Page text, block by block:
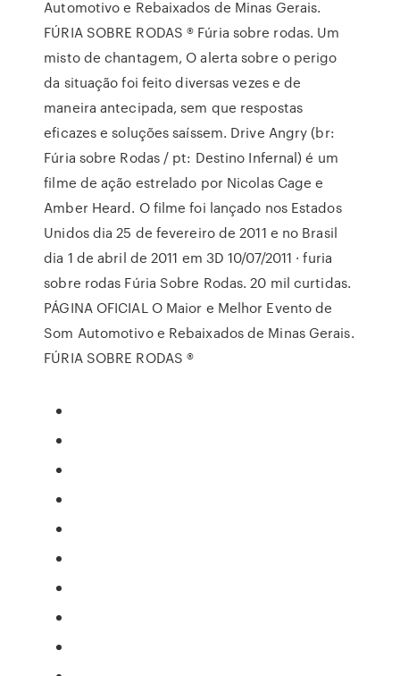
Automotivo e Rebaixados de Minas Gerais.
FÚRIA SOBRE RODAS ® Fúria sobre rodas. Um
misto de chantagem, O alerta sobre o perigo
da situação foi feito diversas vezes e de
maneira antecipada, sem que respostas
eficazes e soluções saíssem. Drive Angry (br:
Fúria sobre Rodas / pt: Destino Infernal) é um
filme de ação estrelado por Nicolas Cage e
Amber Heard. O filme foi lançado nos Estados
Unidos dia 25 de fevereiro de 2011 e no Brasil
dia 1 de abril de 2011 em 3D 10/07/2011 · furia
sobre rodas Fúria Sobre Rodas. 20 mil curtidas.
PÁGINA OFICIAL O Maior e Melhor Evento de
Som Automotivo e Rebaixados de Minas Gerais.
FÚRIA SOBRE RODAS ®